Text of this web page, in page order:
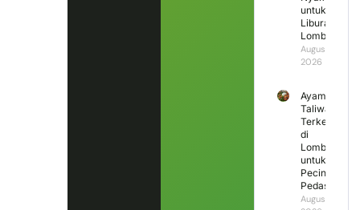
untuk
Liburan
Lombok
August 7,
2026
Ayam
Taliwang
Terkenal
di
Lombok
untuk
Pecinta
Pedas
August 6,